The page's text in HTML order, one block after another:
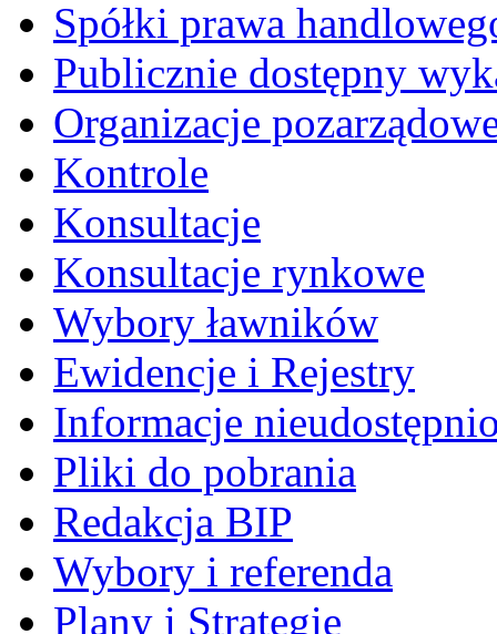
Spółki prawa
Publicznie dostępny
Organizacje
Kontrole
Konsultacje
Konsultacje rynkowe
Wybory ławników
Ewidencje i Rejestry
Informacje
Pliki do pobrania
Redakcja BIP
Wybory i referenda
Plany i Strategie